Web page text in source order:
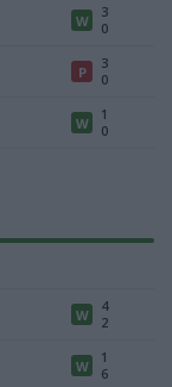
W
3
0
P
3
0
W
1
0
W
4
2
W
1
6